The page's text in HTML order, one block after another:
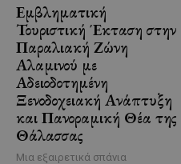
Εμβληματική
Τουριστική Έκταση στην
Παραλιακή Ζώνη
Αλαμινού με
Αδειοδοτημένη
Ξενοδοχειακή Ανάπτυξη
και Πανοραμική Θέα της
Θάλασσας
Μια εξαιρετικά σπάνια